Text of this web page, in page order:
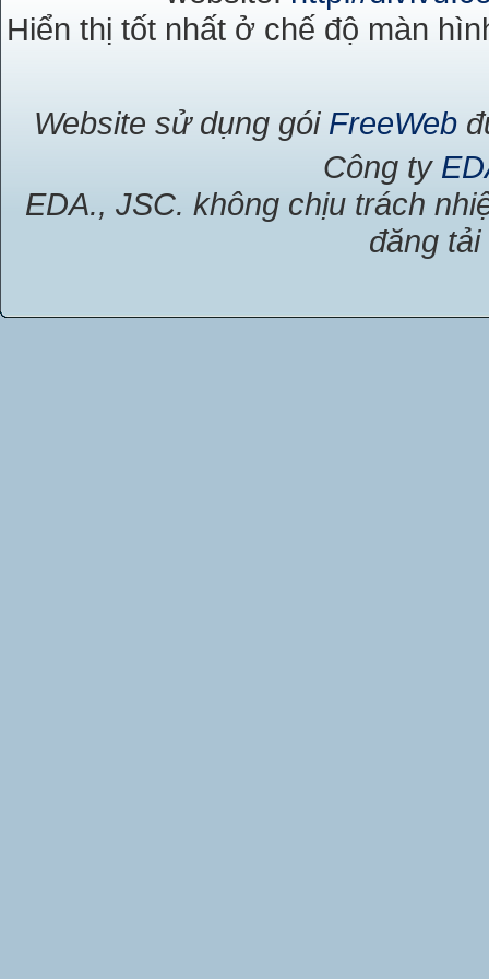
Hiển thị tốt nhất ở chế độ màn
Website sử dụng gói FreeWeb
Công ty
EDA., JSC. không chịu trách
đăng